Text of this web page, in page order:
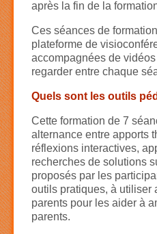
après la fin de la
Ces séances de
plateforme de
accompagnées de
regarder entre chaque
Quels sont les outils
Cette formation de 7
alternance entre apports
réflexions interactives,
recherches de solutions
proposés par les
outils pratiques, à utiliser
parents pour les aider à
parents.